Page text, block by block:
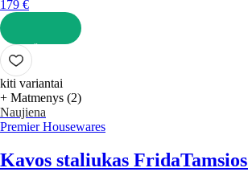
179 €
Į KREPŠELĮ
kiti variantai
+ Matmenys (2)
Naujiena
Premier Housewares
Kavos staliukas Frida